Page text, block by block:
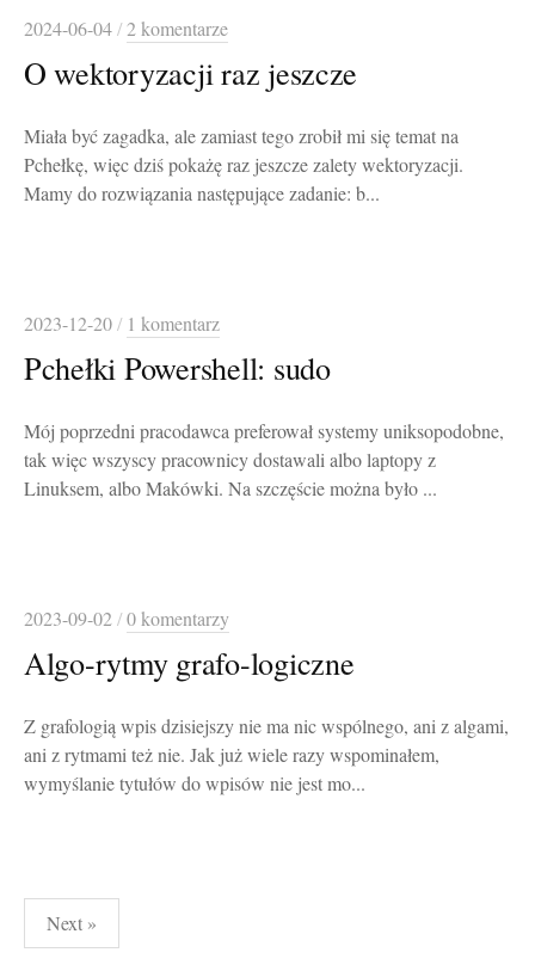
2024-06-04/2 komentarze
O wektoryzacji raz jeszcze
Miała być zagadka, ale zamiast tego zrobił mi się temat na
Pchełkę, więc dziś pokażę raz jeszcze zalety wektoryzacji.
Mamy do rozwiązania następujące zadanie: b...
2023-12-20/ 1 komentarz
Pchełki Powershell: sudo
Mój poprzedni pracodawca preferował systemy uniksopodobne,
tak więc wszyscy pracownicy dostawali albo laptopy z
Linuksem, albo Makówki. Na szczęście można było ...
2023-09-02/0 komentarzy
Algo-rytmy grafo-logiczne
Z grafologią wpis dzisiejszy nie ma nic wspólnego, ani z algami,
ani z rytmami też nie. Jak już wiele razy wspominałem,
wymyślanie tytułów do wpisów nie jest mo...
Stronicowanie
wpisów
Next »